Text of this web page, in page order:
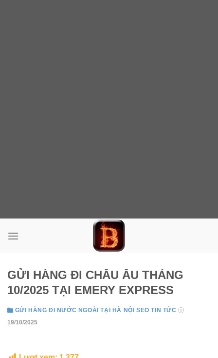
GỬI HÀNG ĐI CHÂU ÂU THÁNG
10/2025 TẠI EMERY EXPRESS
GỬI HÀNG ĐI NƯỚC NGOÀI TẠI HÀ NỘI SEO TIN TỨC
19/10/2025